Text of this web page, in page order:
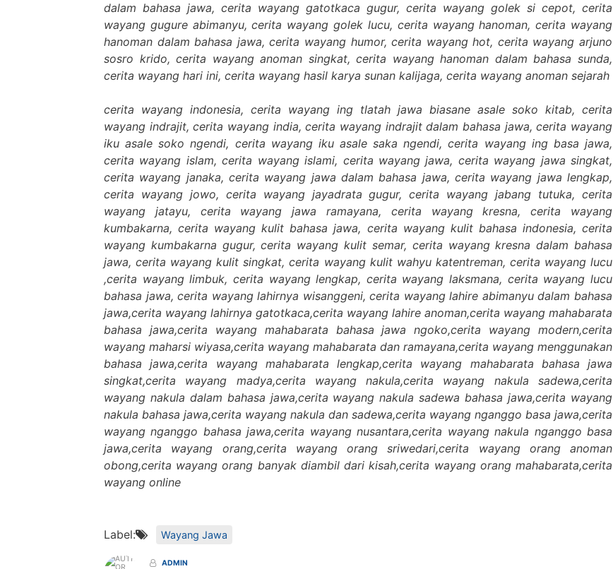
dalam bahasa jawa, cerita wayang gatotkaca gugur, cerita wayang golek si cepot, cerita
wayang gugure abimanyu, cerita wayang golek lucu, cerita wayang hanoman, cerita wayang
hanoman dalam bahasa jawa, cerita wayang humor, cerita wayang hot, cerita wayang arjuno
sosro krido, cerita wayang anoman singkat, cerita wayang hanoman dalam bahasa sunda,
cerita wayang hari ini, cerita wayang hasil karya sunan kalijaga, cerita wayang anoman sejarah
cerita wayang indonesia, cerita wayang ing tlatah jawa biasane asale soko kitab, cerita
wayang indrajit, cerita wayang india, cerita wayang indrajit dalam bahasa jawa, cerita wayang
iku asale soko ngendi, cerita wayang iku asale saka ngendi, cerita wayang ing basa jawa,
cerita wayang islam, cerita wayang islami, cerita wayang jawa, cerita wayang jawa singkat,
cerita wayang janaka, cerita wayang jawa dalam bahasa jawa, cerita wayang jawa lengkap,
cerita wayang jowo, cerita wayang jayadrata gugur, cerita wayang jabang tutuka, cerita
wayang jatayu, cerita wayang jawa ramayana, cerita wayang kresna, cerita wayang
kumbakarna, cerita wayang kulit bahasa jawa, cerita wayang kulit bahasa indonesia, cerita
wayang kumbakarna gugur, cerita wayang kulit semar, cerita wayang kresna dalam bahasa
jawa, cerita wayang kulit singkat, cerita wayang kulit wahyu katentreman, cerita wayang lucu
,cerita wayang limbuk, cerita wayang lengkap, cerita wayang laksmana, cerita wayang lucu
bahasa jawa, cerita wayang lahirnya wisanggeni, cerita wayang lahire abimanyu dalam bahasa
jawa,cerita wayang lahirnya gatotkaca,cerita wayang lahire anoman,cerita wayang mahabarata
bahasa jawa,cerita wayang mahabarata bahasa jawa ngoko,cerita wayang modern,cerita
wayang maharsi wiyasa,cerita wayang mahabarata dan ramayana,cerita wayang menggunakan
bahasa jawa,cerita wayang mahabarata lengkap,cerita wayang mahabarata bahasa jawa
singkat,cerita wayang madya,cerita wayang nakula,cerita wayang nakula sadewa,cerita
wayang nakula dalam bahasa jawa,cerita wayang nakula sadewa bahasa jawa,cerita wayang
nakula bahasa jawa,cerita wayang nakula dan sadewa,cerita wayang nganggo basa jawa,cerita
wayang nganggo bahasa jawa,cerita wayang nusantara,cerita wayang nakula nganggo basa
jawa,cerita wayang orang,cerita wayang orang sriwedari,cerita wayang orang anoman
obong,cerita wayang orang banyak diambil dari kisah,cerita wayang orang mahabarata,cerita
wayang online
Label: Wayang Jawa
ADMIN